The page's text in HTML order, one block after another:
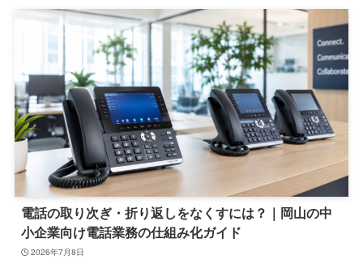
電話の取り次ぎ・折り返しをなくすには？｜岡山の中
小企業向け電話業務の仕組み化ガイド
2026年7月8日